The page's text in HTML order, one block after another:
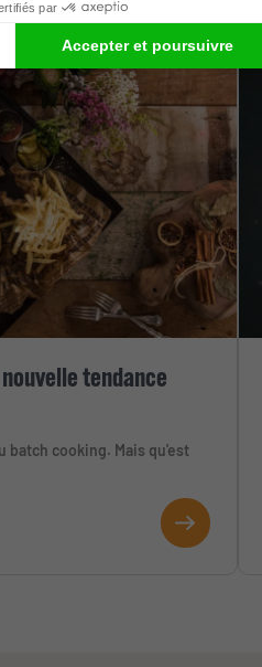
tendance
batch cooking. Mais qu'est